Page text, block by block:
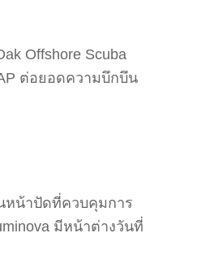
Offshore Scuba
ต่อยอดความบึกบึน
หน้าปัดที่ควบคุมการ
มีหน้าต่างวันที่